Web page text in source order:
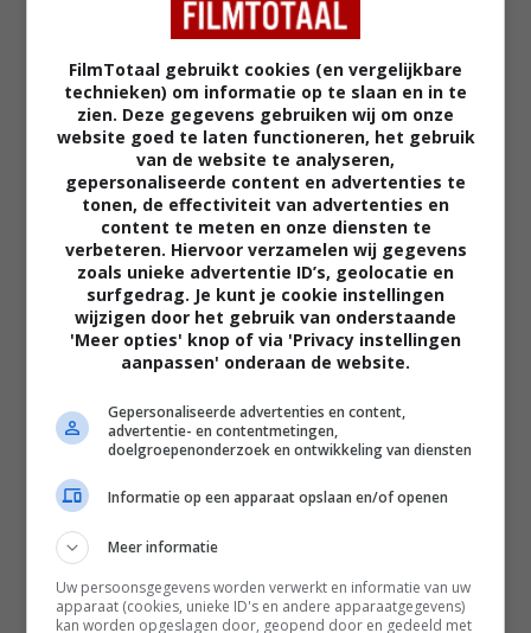
The Uprising
FilmTotaal gebruikt cookies (en vergelijkbare
technieken) om informatie op te slaan en in te
zien. Deze gegevens gebruiken wij om onze
website goed te laten functioneren, het gebruik
van de website te analyseren,
gepersonaliseerde content en advertenties te
tonen, de effectiviteit van advertenties en
content te meten en onze diensten te
verbeteren. Hiervoor verzamelen wij gegevens
zoals unieke advertentie ID’s, geolocatie en
surfgedrag. Je kunt je cookie instellingen
wijzigen door het gebruik van onderstaande
'Meer opties' knop of via 'Privacy instellingen
aanpassen' onderaan de website.
Gepersonaliseerde advertenties en content,
advertentie- en contentmetingen,
doelgroepenonderzoek en ontwikkeling van diensten
Informatie op een apparaat opslaan en/of openen
Meer informatie
Uw persoonsgegevens worden verwerkt en informatie van uw
apparaat (cookies, unieke ID's en andere apparaatgegevens)
kan worden opgeslagen door, geopend door en gedeeld met